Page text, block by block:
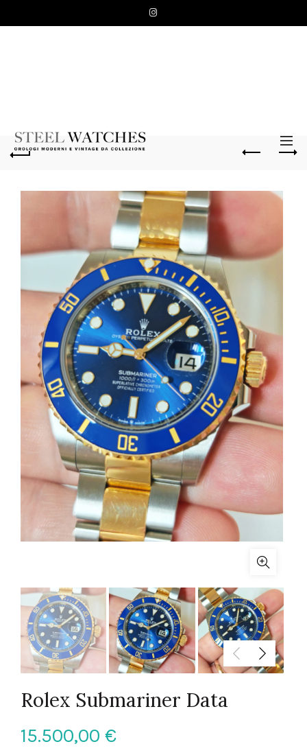
Rolex Submariner Data
15.500,00 €